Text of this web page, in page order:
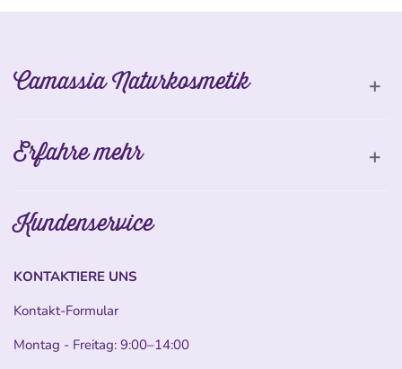
Camassia Naturkosmetik
Erfahre mehr
Kundenservice
KONTAKTIERE UNS
Kontakt-Formular
Montag - Freitag: 9:00–14:00